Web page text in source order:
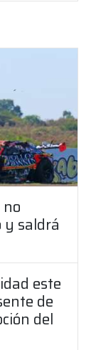
y saldrá
este
de
del